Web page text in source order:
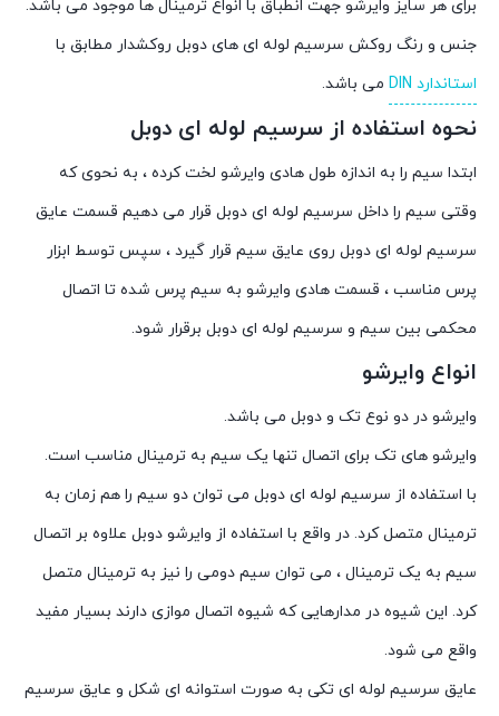
برای هر سایز وایرشو جهت انطباق با انواع ترمینال ها موجود می باشد.
جنس و رنگ روکش سرسیم لوله ای های دوبل روکشدار مطابق با
استاندارد DIN
می باشد.
نحوه استفاده از سرسیم لوله ای دوبل
ابتدا سیم را به اندازه طول هادی وایرشو لخت کرده ، به نحوی که
وقتی سیم را داخل سرسیم لوله ای دوبل قرار می دهیم قسمت عایق
سرسیم لوله ای دوبل روی عایق سیم قرار گیرد ، سپس توسط ابزار
پرس مناسب ، قسمت هادی وایرشو به سیم پرس شده تا اتصال
محکمی بین سیم و سرسیم لوله ای دوبل برقرار شود.
انواع وایرشو
وایرشو در دو نوع تک و دوبل می باشد.
وایرشو های تک برای اتصال تنها یک سیم به ترمینال مناسب است.
با استفاده از سرسیم لوله ای دوبل می توان دو سیم را هم زمان به
ترمینال متصل کرد. در واقع با استفاده از وایرشو دوبل علاوه بر اتصال
سیم به یک ترمینال ، می توان سیم دومی را نیز به ترمینال متصل
کرد. این شیوه در مدارهایی که شیوه اتصال موازی دارند بسیار مفید
واقع می شود.
عایق سرسیم لوله ای تکی به صورت استوانه ‌ای شکل و عایق سرسیم